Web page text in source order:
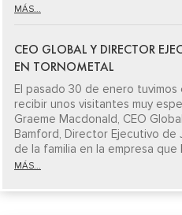
MÁS...
CEO GLOBAL Y DIRECTOR
EN TORNOMETAL
El pasado 30 de enero
recibir unos visitantes muy
Graeme Macdonald, CEO
Bamford, Director Ejecutivo de
de la familia en la empresa que
MÁS...